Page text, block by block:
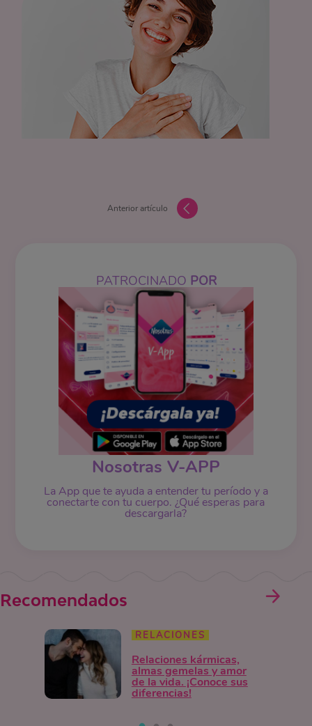
Anterior artículo
PATROCINADO POR
Nosotras V-APP
La App que te ayuda a entender tu período y a
conectarte con tu cuerpo. ¿Qué esperas para
descargarla?
Recomendados
RELACIONES
Relaciones kármicas,
almas gemelas y amor
de la vida. ¡Conoce sus
diferencias!